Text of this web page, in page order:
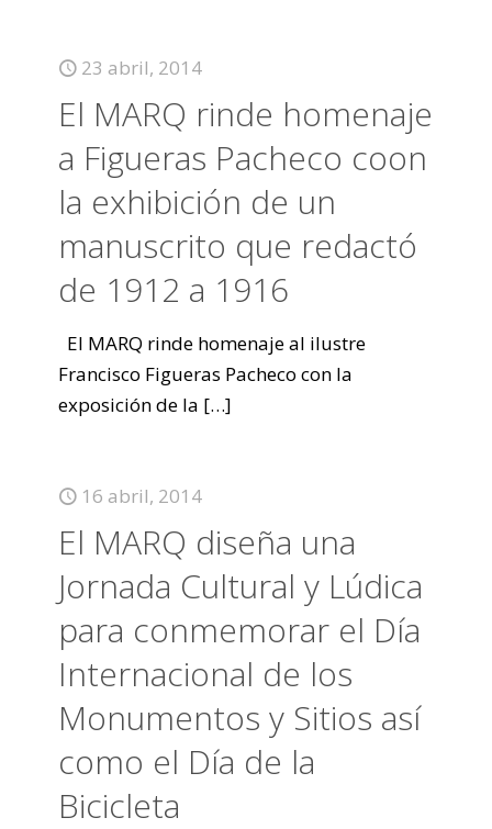
23 abril, 2014
El MARQ rinde homenaje
a Figueras Pacheco coon
la exhibición de un
manuscrito que redactó
de 1912 a 1916
El MARQ rinde homenaje al ilustre
Francisco Figueras Pacheco con la
exposición de la […]
16 abril, 2014
El MARQ diseña una
Jornada Cultural y Lúdica
para conmemorar el Día
Internacional de los
Monumentos y Sitios así
como el Día de la
Bicicleta